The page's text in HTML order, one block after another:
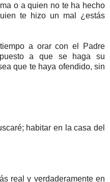
o a quien no te ha hecho
te hizo un mal ¿estás
a orar con el Padre
a que se haga su
que te haya ofendido, sin
habitar en la casa del
real y verdaderamente en